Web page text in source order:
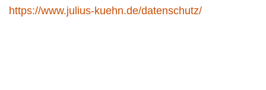
https://www.julius-kuehn.de/datenschutz/